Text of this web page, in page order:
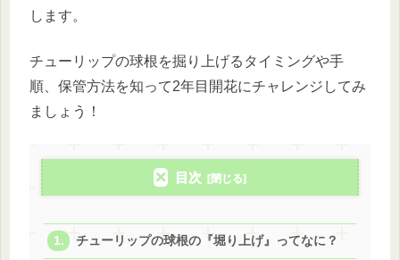
します。
チューリップの球根を掘り上げるタイミングや手
順、保管方法を知って2年目開花にチャレンジしてみ
ましょう！
目次
チューリップの球根の『堀り上げ』ってなに？